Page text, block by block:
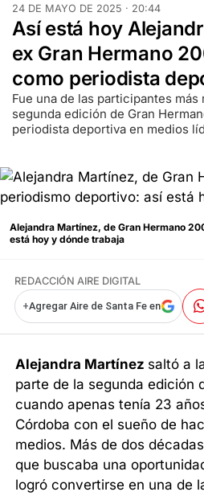
24 DE MAYO DE 2025 · 20:44
Así está hoy
ex Gran Hermano
como periodista
Fue una de las participantes
segunda edición de Gran
periodista deportiva en medios
Alejandra Martínez, de Gran Hermano
está hoy y dónde trabaja
REDACCIÓN AIRE DIGITAL
+Agregar Aire de Santa Fe en
Alejandra Martínez saltó a
parte de la segunda edición
cuando apenas tenía 23
Córdoba con el sueño de
medios. Más de dos
que buscaba una
logró convertirse en una de